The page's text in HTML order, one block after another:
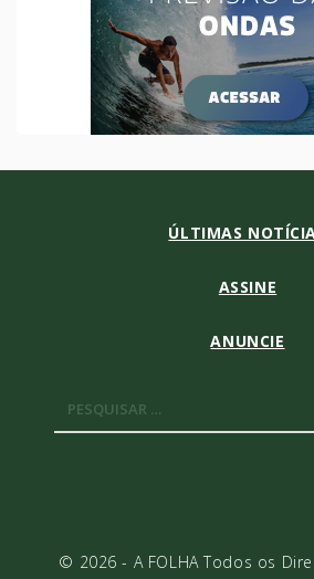
ÚLTIMAS
ASSINE
ANUNCIE
© 2026 - A FOLHA Todos os